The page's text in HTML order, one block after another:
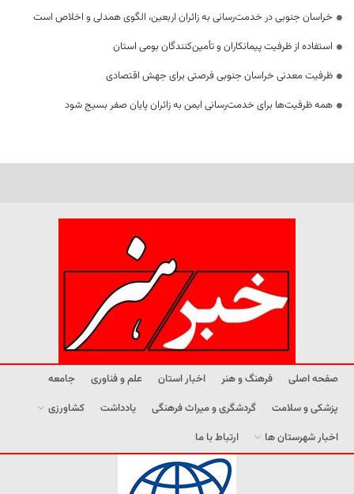
خراسان جنوبی در خدمت‌رسانی به زائران اربعین، الگوی همدلی و اخلاص است
استفاده از ظرفیت پیمانکاران و تأمین‌کنندگان بومی استان
ظرفیت معدنی خراسان جنوبی فرصتی برای جهش اقتصادی
همه ظرفیت‌ها برای خدمت‌رسانی ایمن به زائران پایان صفر بسیج شود
صفحه اصلی فرهنگ و هنر اخبار استان علم و فناوری
جامعه
پزشکی و سلامت
گردشگری و میراث فرهنگی یادداشت
کشاورزی
اخبار شهرستان ها
ارتباط با ما